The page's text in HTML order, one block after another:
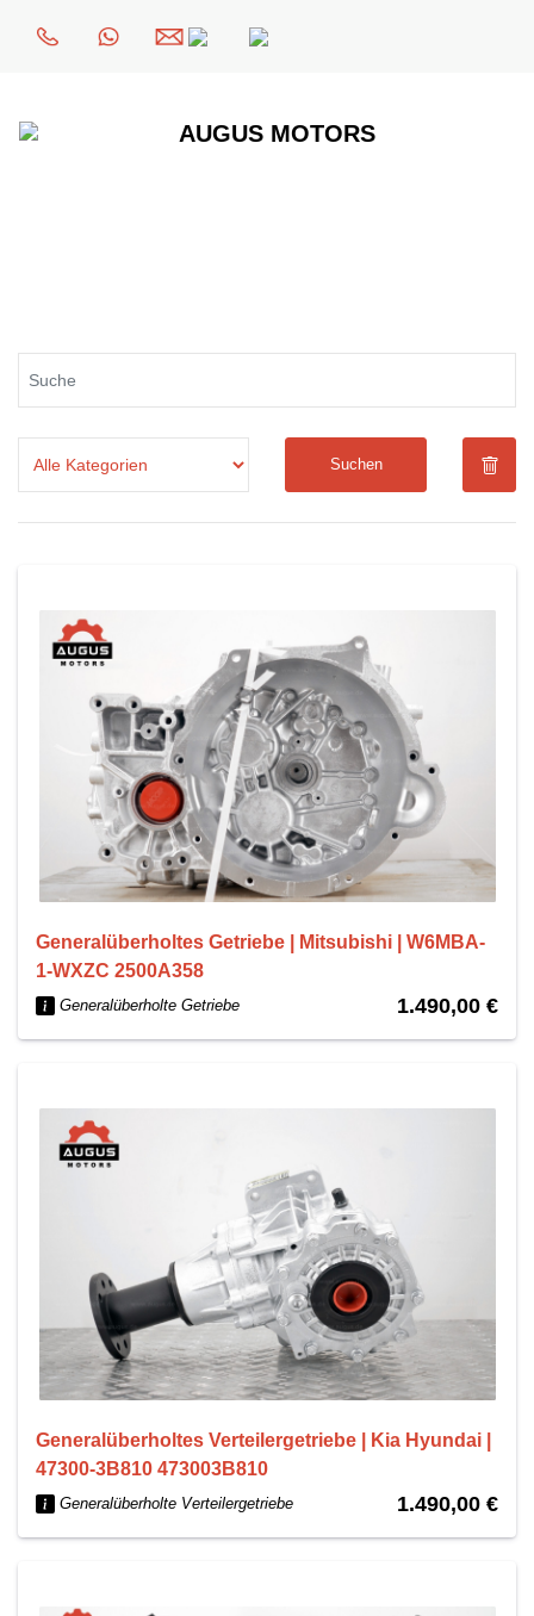
Suchen
Generalüberholtes Getriebe | Mitsubishi | W6MBA-
1-WXZC 2500A358
Generalüberholte Getriebe 1.490,00 €
Generalüberholtes Verteilergetriebe | Kia Hyundai |
47300-3B810 473003B810
Generalüberholte Verteilergetriebe 1.490,00 €